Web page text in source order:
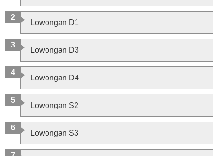
Lowongan D1
Lowongan D3
Lowongan D4
Lowongan S2
Lowongan S3